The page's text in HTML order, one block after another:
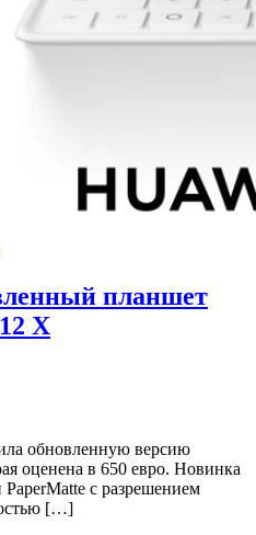
планшет
X
обновленную версию
оценена в 650 евро. Новинка
с разрешением
[…]